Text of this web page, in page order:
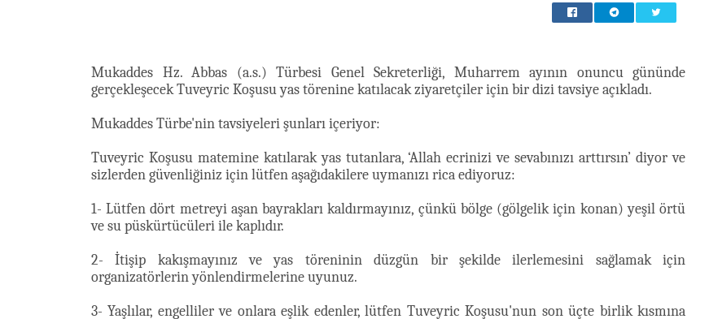
Mukaddes Hz. Abbas (a.s.) Türbesi Genel Sekreterliği, Muharrem ayının onuncu gününde
gerçekleşecek Tuveyric Koşusu yas törenine katılacak ziyaretçiler için bir dizi tavsiye açıkladı.
Mukaddes Türbe'nin tavsiyeleri şunları içeriyor:
Tuveyric Koşusu matemine katılarak yas tutanlara, ‘Allah ecrinizi ve sevabınızı arttırsın’ diyor ve
sizlerden güvenliğiniz için lütfen aşağıdakilere uymanızı rica ediyoruz:
1- Lütfen dört metreyi aşan bayrakları kaldırmayınız, çünkü bölge (gölgelik için konan) yeşil örtü
ve su püskürtücüleri ile kaplıdır.
2- İtişip kakışmayınız ve yas töreninin düzgün bir şekilde ilerlemesini sağlamak için
organizatörlerin yönlendirmelerine uyunuz.
3- Yaşlılar, engelliler ve onlara eşlik edenler, lütfen Tuveyric Koşusu'nun son üçte birlik kısmına